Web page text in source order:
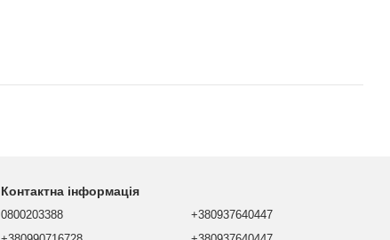
Контактна інформація
0800203388
+380937640447